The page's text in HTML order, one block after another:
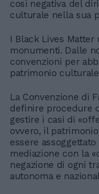
così negativa del
culturale nella sua
I Black Lives
monumenti. Dalle
convenzioni per
patrimonio
La Convenzione di
definire procedure
gestire i casi di
ovvero, il
essere
mediazione con la
negazione di ogni
autonoma e